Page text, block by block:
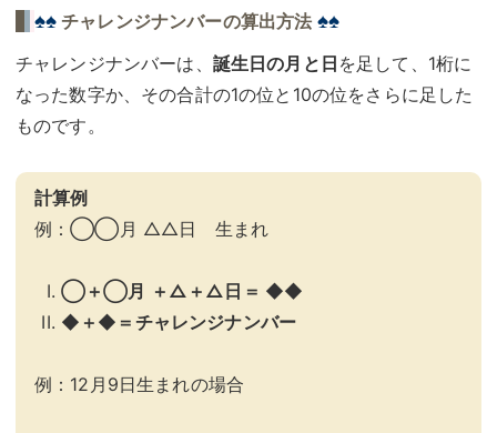
♠♠チャレンジナンバーの算出方法 ♠♠
チャレンジナンバーは、 誕生日の月と日 を足して、1桁に
なった数字か、その合計の1の位と10の位をさらに足した
ものです。
計算例
例：◯◯月 △△日 生まれ
◯＋◯月 ＋△＋△日＝ ◆◆
◆＋◆＝チャレンジナンバー
例：12月9日生まれの場合